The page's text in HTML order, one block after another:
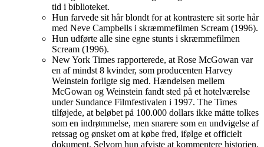
tid i biblioteket.
Hun farvede sit hår blondt for at kontrastere sit sorte hår
med Neve Campbells i skræmmefilmen Scream (1996).
Hun udførte alle sine egne stunts i skræmmefilmen
Scream (1996).
New York Times rapporterede, at Rose McGowan var
en af mindst 8 kvinder, som producenten Harvey
Weinstein forligte sig med. Hændelsen mellem
McGowan og Weinstein fandt sted på et hotelværelse
under Sundance Filmfestivalen i 1997. The Times
tilføjede, at beløbet på 100.000 dollars ikke måtte tolkes
som en indrømmelse, men snarere som en undvigelse af
retssag og ønsket om at købe fred, ifølge et officielt
dokument. Selvom hun afviste at kommentere historien,